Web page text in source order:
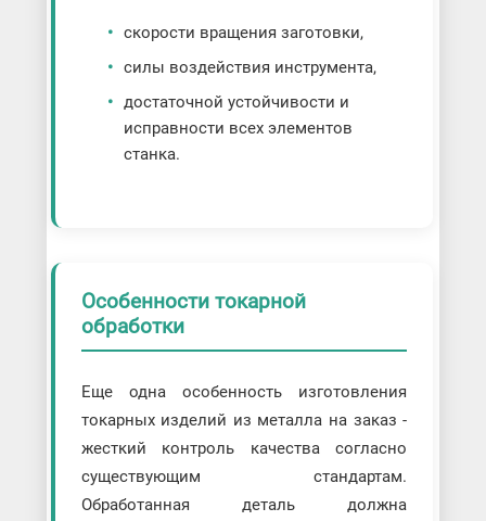
скорости вращения заготовки,
силы воздействия инструмента,
достаточной устойчивости и
исправности всех элементов
станка.
Особенности токарной
обработки
Еще одна особенность изготовления
токарных изделий из металла на заказ -
жесткий контроль качества согласно
существующим стандартам.
Обработанная деталь должна